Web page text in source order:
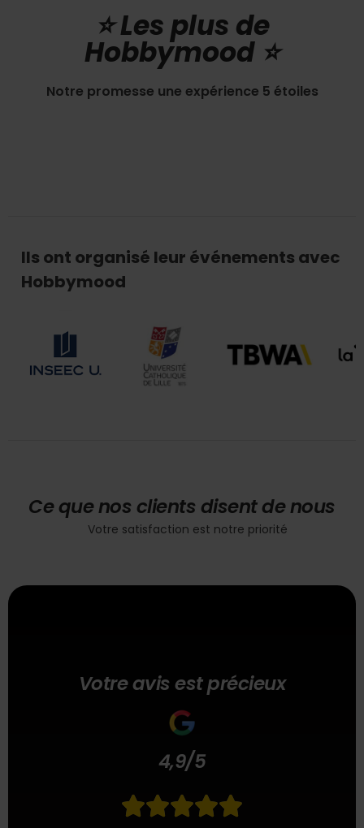
⭐️ Les plus de
Hobbymood ⭐️
Notre promesse une expérience 5 étoiles
Ils ont organisé leur événements avec
Hobbymood
Ce que nos clients disent de nous
Votre satisfaction est notre priorité
Votre avis est précieux
4,9/5
